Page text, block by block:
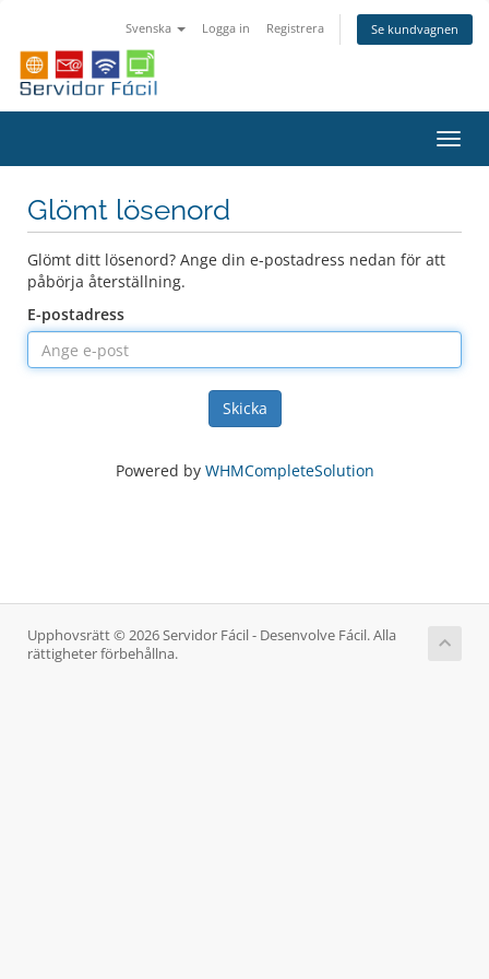
Svenska Logga in Registrera Se kundvagnen
Växla
Glömt lösenord
Glömt ditt lösenord? Ange din e-postadress nedan för att
påbörja återställning.
E-postadress
Skicka
Powered by WHMCompleteSolution
Upphovsrätt © 2026 Servidor Fácil - Desenvolve Fácil. Alla
rättigheter förbehållna.